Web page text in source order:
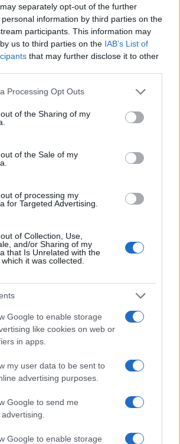
separately opt-out of the further
information by third parties on the
participants. This information may
us to third parties on the IAB’s List of
that may further disclose it to other
website/app uses one or more Google
visit or usage behaviour. You may click to
to Google and its third-party tags to
specified purposes in below Google
Processing Opt Outs
of the Sharing of my
of the Sale of my
of processing my
for Targeted Advertising.
of Collection, Use,
and/or Sharing of my
that Is Unrelated with the
it was collected.
Google to enable storage
like cookies on web or
in apps.
my user data to be sent to
advertising purposes.
Google to send me
Google to enable storage
. In alternativa è possibile
per l’installazione manuale di
. Ricordate che le build beta
il testing e possono contenere
e contribuire al
Lombardi, fiorentina, prese appunti
dal primo box di un circuito toscano e
sostiene un approccio metodico
su pista, cura il format 'tecnica e
e conserva i fogli di appunti del
tecnico in autodromo.